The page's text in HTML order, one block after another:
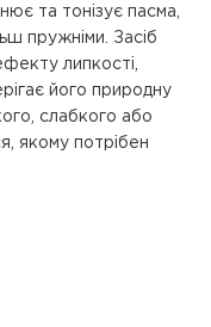
та тонізує пасма,
пружніми. Засіб
липкості,
його природну
слабкого або
якому потрібен